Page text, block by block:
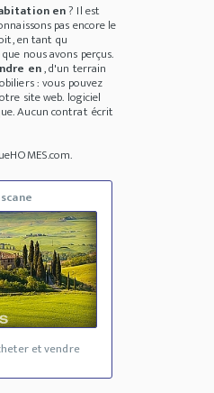
en? Il est
pas encore le
en tant qu
nous avons perçus.
en, d'un terrain
: vous pouvez
site web. logiciel
Aucun contrat écrit
et vendre